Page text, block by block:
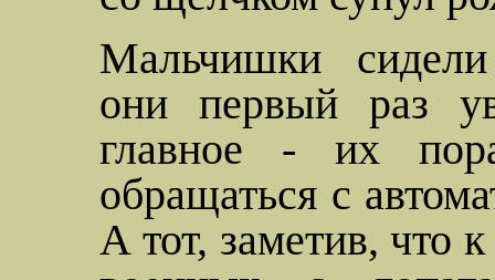
Мальчишки
они первый раз
главное - их
обращаться с
А тот, заметив, что